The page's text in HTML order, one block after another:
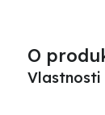
O
Vlastnosti